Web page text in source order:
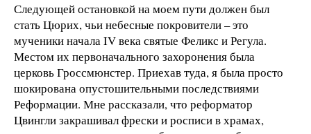
Следующей остановкой на моем пути должен был
стать Цюрих, чьи небесные покровители – это
мученики начала IV века святые Феликс и Регула.
Местом их первоначального захоронения была
церковь Гроссмюнстер. Приехав туда, я была просто
шокирована опустошительными последствиями
Реформации. Мне рассказали, что реформатор
Цвингли закрашивал фрески и росписи в храмах,